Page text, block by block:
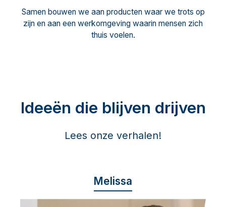
Samen bouwen we aan producten waar we trots op
zijn en aan een werkomgeving waarin mensen zich
thuis voelen.
Ideeën die blijven drijven
Lees onze verhalen!
Melissa